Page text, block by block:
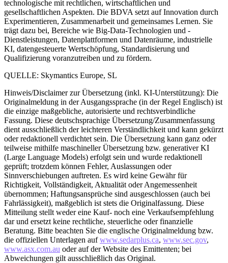
technologische mit rechtlichen, wirtschaftlichen und
gesellschaftlichen Aspekten. Die BDVA setzt auf Innovation durch
Experimentieren, Zusammenarbeit und gemeinsames Lernen. Sie
trägt dazu bei, Bereiche wie Big-Data-Technologien und -
Dienstleistungen, Datenplattformen und Datenräume, industrielle
KI, datengesteuerte Wertschöpfung, Standardisierung und
Qualifizierung voranzutreiben und zu fördern.
QUELLE: Skymantics Europe, SL
Hinweis/Disclaimer zur Übersetzung (inkl. KI-Unterstützung): Die
Originalmeldung in der Ausgangssprache (in der Regel Englisch) ist
die einzige maßgebliche, autorisierte und rechtsverbindliche
Fassung. Diese deutschsprachige Übersetzung/Zusammenfassung
dient ausschließlich der leichteren Verständlichkeit und kann gekürzt
oder redaktionell verdichtet sein. Die Übersetzung kann ganz oder
teilweise mithilfe maschineller Übersetzung bzw. generativer KI
(Large Language Models) erfolgt sein und wurde redaktionell
geprüft; trotzdem können Fehler, Auslassungen oder
Sinnverschiebungen auftreten. Es wird keine Gewähr für
Richtigkeit, Vollständigkeit, Aktualität oder Angemessenheit
übernommen; Haftungsansprüche sind ausgeschlossen (auch bei
Fahrlässigkeit), maßgeblich ist stets die Originalfassung. Diese
Mitteilung stellt weder eine Kauf- noch eine Verkaufsempfehlung
dar und ersetzt keine rechtliche, steuerliche oder finanzielle
Beratung. Bitte beachten Sie die englische Originalmeldung bzw.
die offiziellen Unterlagen aufwww.sedarplus.ca, www.sec.gov,
www.asx.com.au oder auf der Website des Emittenten; bei
Abweichungen gilt ausschließlich das Original.